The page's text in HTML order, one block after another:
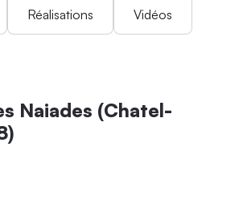
Réalisations Vidéos
Naiades (Chatel-